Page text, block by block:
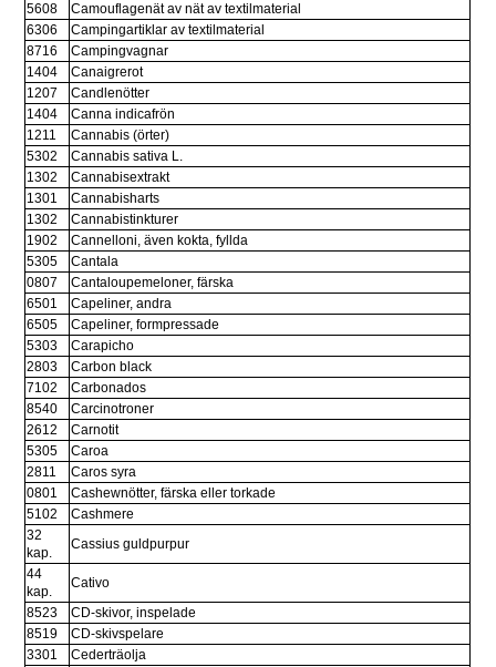
5608
Camouflagenät av nät av textilmaterial
6306
Campingartiklar av textilmaterial
8716
Campingvagnar
1404
Canaigrerot
1207
Candlenötter
1404
Canna indicafrön
1211
Cannabis (örter)
5302
Cannabis sativa L.
1302
Cannabisextrakt
1301
Cannabisharts
1302
Cannabistinkturer
1902
Cannelloni, även kokta, fyllda
5305
Cantala
0807
Cantaloupemeloner, färska
6501
Capeliner, andra
6505
Capeliner, formpressade
5303
Carapicho
2803
Carbon black
7102
Carbonados
8540
Carcinotroner
2612
Carnotit
5305
Caroa
2811
Caros syra
0801
Cashewnötter, färska eller torkade
5102
Cashmere
32
kap.
Cassius guldpurpur
44
kap.
Cativo
8523
CD-skivor, inspelade
8519
CD-skivspelare
3301
Cederträolja